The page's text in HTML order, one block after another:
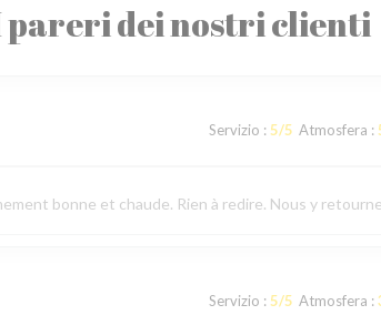
pareri dei nostri clienti
Servizio : 5/5 Atmosfera :
bonne et chaude. Rien à redire. Nous y
Servizio : 5/5 Atmosfera :